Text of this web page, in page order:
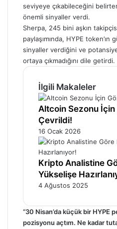
seviyeye çıkabileceğini
önemli sinyaller verdi.
Sherpa, 245 bini aşkın
paylaşımında, HYPE
sinyaller verdiğini ve
ortaya çıkmadığını dile getirdi.
İlgili Makaleler
Altcoin Sezonu İçin
Çevrildi!
16 Ocak 2026
Kripto Analistine
Yükselişe
4 Ağustos 2025
“30 Nisan’da küçük bir HYPE
pozisyonu açtım. Ne kadar